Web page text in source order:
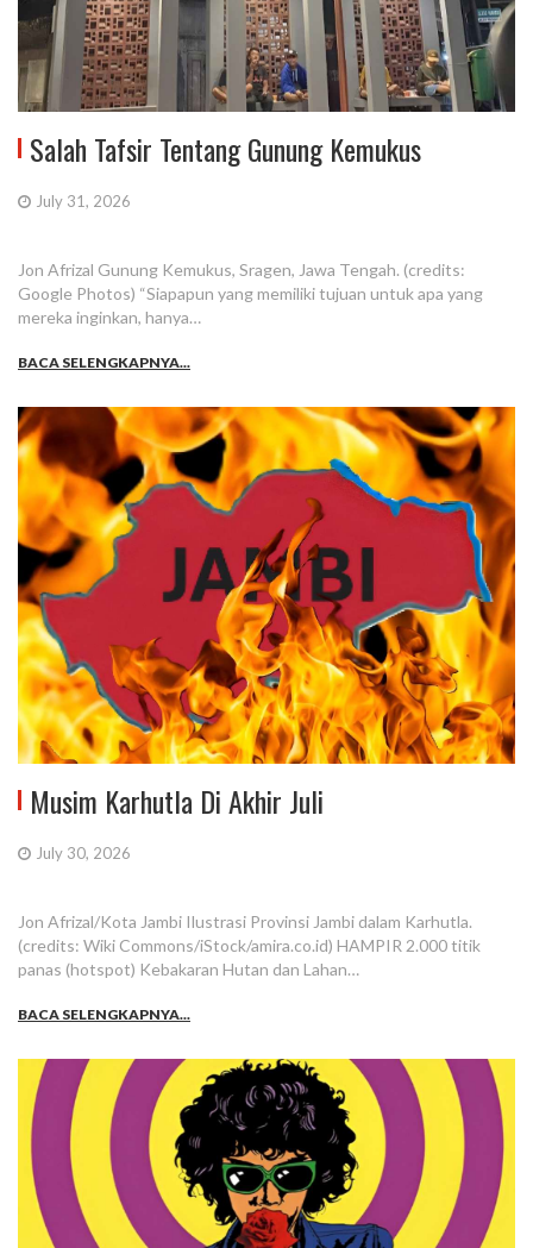
Salah Tafsir Tentang Gunung Kemukus
July 31, 2026
Jon Afrizal Gunung Kemukus, Sragen, Jawa Tengah. (credits:
Google Photos) “Siapapun yang memiliki tujuan untuk apa yang
mereka inginkan, hanya…
BACA SELENGKAPNYA...
Musim Karhutla Di Akhir Juli
July 30, 2026
Jon Afrizal/Kota Jambi Ilustrasi Provinsi Jambi dalam Karhutla.
(credits: Wiki Commons/iStock/amira.co.id) HAMPIR 2.000 titik
panas (hotspot) Kebakaran Hutan dan Lahan…
BACA SELENGKAPNYA...